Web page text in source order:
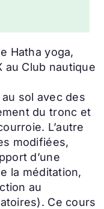
Hatha yoga,
au Club nautique
sol avec des
du tronc et
L’autre
modifiées,
d’une
la méditation,
au
Ce cours